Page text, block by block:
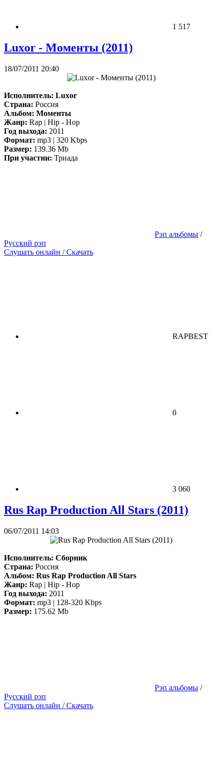
1 517
Luxor - Моменты (2011)
18/07/2011 20:40
Исполнитель: Luxor
Страна: Россия
Альбом: Моменты
Жанр: Rap | Hip - Hop
Год выхода: 2011
Формат: mp3 | 320 Kbps
Размер: 139.36 Mb
При участии: Триада
Рэп альбомы /
Русский рэп
Слушать онлайн / Скачать
RAPBEST
0
3 060
Rus Rap Production All Stars (2011)
06/07/2011 14:03
Исполнитель: Сборник
Страна: Россия
Альбом: Rus Rap Production All Stars
Жанр: Rap | Hip - Hop
Год выхода: 2011
Формат: mp3 | 128-320 Kbps
Размер: 175.62 Mb
Рэп альбомы /
Русский рэп
Слушать онлайн / Скачать